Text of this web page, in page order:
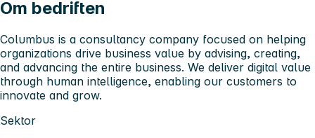
Om bedriften
Columbus is a consultancy company focused on helping
organizations drive business value by advising, creating,
and advancing the entire business. We deliver digital value
through human intelligence, enabling our customers to
innovate and grow.
Sektor